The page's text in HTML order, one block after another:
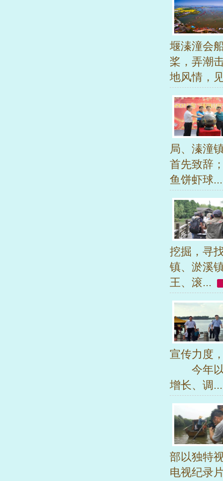
堰溱潼会
桨，弄潮
地风情，
局、溱潼
首先致辞
鱼饼虾球
挖掘，寻
镇、淤溪
王、滚...
宣传力度
今年以
增长、调
部以独特
电视纪录